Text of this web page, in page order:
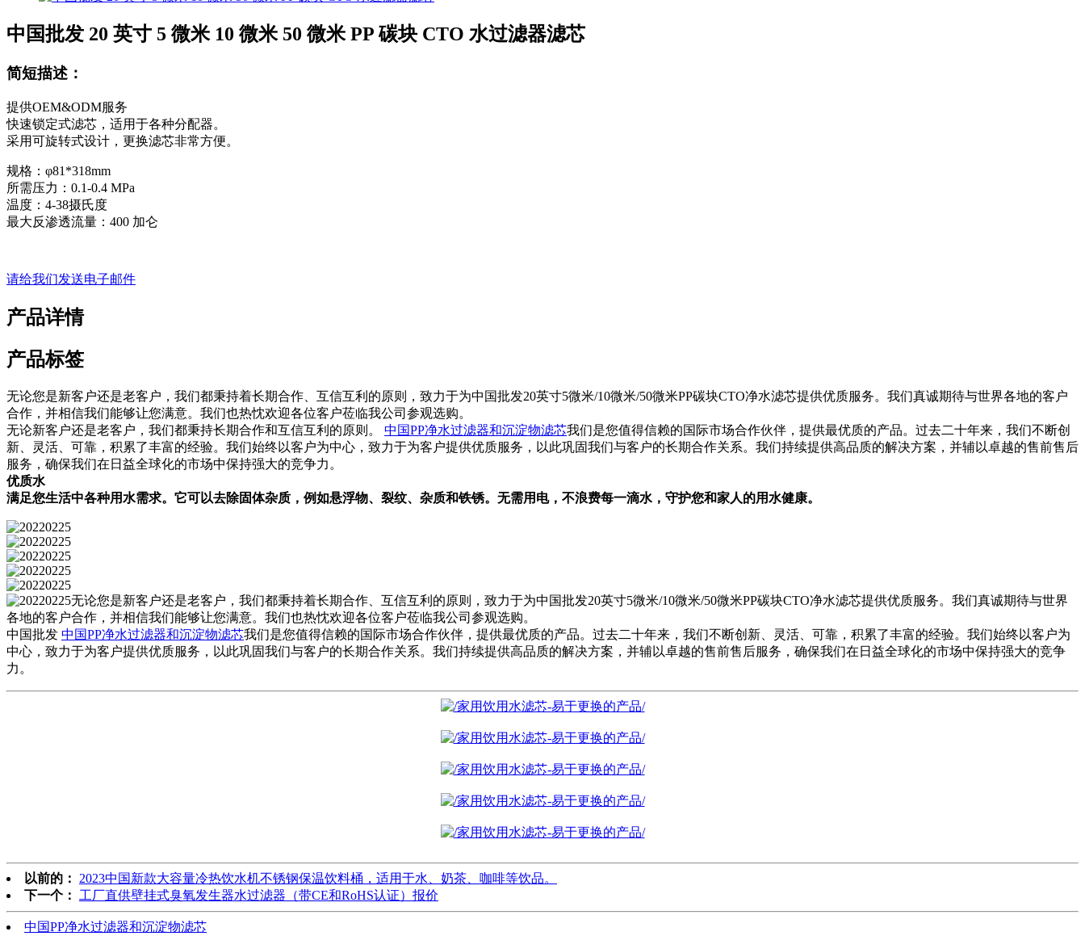
中国批发 20 英寸 5 微米 10 微米 50 微米 PP 碳块 CTO 水过滤器滤芯
简短描述：
提供OEM&ODM服务
快速锁定式滤芯，适用于各种分配器。
采用可旋转式设计，更换滤芯非常方便。
规格：φ81*318mm
所需压力：0.1-0.4 MPa
温度：4-38摄氏度
最大反渗透流量：400 加仑
请给我们发送电子邮件
产品详情
产品标签
无论您是新客户还是老客户，我们都秉持着长期合作、互信互利的原则，致力于为中国批发20英寸5微米/10微米/50微米PP碳块CTO净水滤芯提供优质服务。我们真诚期待与世界各地的客户
合作，并相信我们能够让您满意。我们也热忱欢迎各位客户莅临我公司参观选购。
无论新客户还是老客户，我们都秉持长期合作和互信互利的原则。 中国PP净水过滤器和沉淀物滤芯我们是您值得信赖的国际市场合作伙伴，提供最优质的产品。过去二十年来，我们不断创
新、灵活、可靠，积累了丰富的经验。我们始终以客户为中心，致力于为客户提供优质服务，以此巩固我们与客户的长期合作关系。我们持续提供高品质的解决方案，并辅以卓越的售前售后
服务，确保我们在日益全球化的市场中保持强大的竞争力。
优质水
满足您生活中各种用水需求。它可以去除固体杂质，例如悬浮物、裂纹、杂质和铁锈。无需用电，不浪费每一滴水，守护您和家人的用水健康。
无论您是新客户还是老客户，我们都秉持着长期合作、互信互利的原则，致力于为中国批发20英寸5微米/10微米/50微米PP碳块CTO净水滤芯提供优质服务。我们真诚期待与世界
各地的客户合作，并相信我们能够让您满意。我们也热忱欢迎各位客户莅临我公司参观选购。
中国批发 中国PP净水过滤器和沉淀物滤芯我们是您值得信赖的国际市场合作伙伴，提供最优质的产品。过去二十年来，我们不断创新、灵活、可靠，积累了丰富的经验。我们始终以客户为
中心，致力于为客户提供优质服务，以此巩固我们与客户的长期合作关系。我们持续提供高品质的解决方案，并辅以卓越的售前售后服务，确保我们在日益全球化的市场中保持强大的竞争
力。
以前的：
2023中国新款大容量冷热饮水机不锈钢保温饮料桶，适用于水、奶茶、咖啡等饮品。
下一个：
工厂直供壁挂式臭氧发生器水过滤器（带CE和RoHS认证）报价
中国PP净水过滤器和沉淀物滤芯